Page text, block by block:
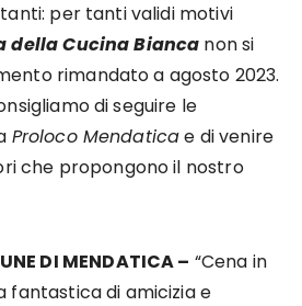
per tanti validi motivi
della Cucina Bianca non si
rimandato a agosto 2023.
di seguire le
Proloco Mendaticae di venire
che propongono il nostro
DI MENDATICA – “Cena in
fantastica di amicizia e